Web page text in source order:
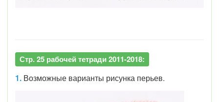
Стр. 25 рабочей тетради 2011-2018:
1. Возможные варианты рисунка перьев.